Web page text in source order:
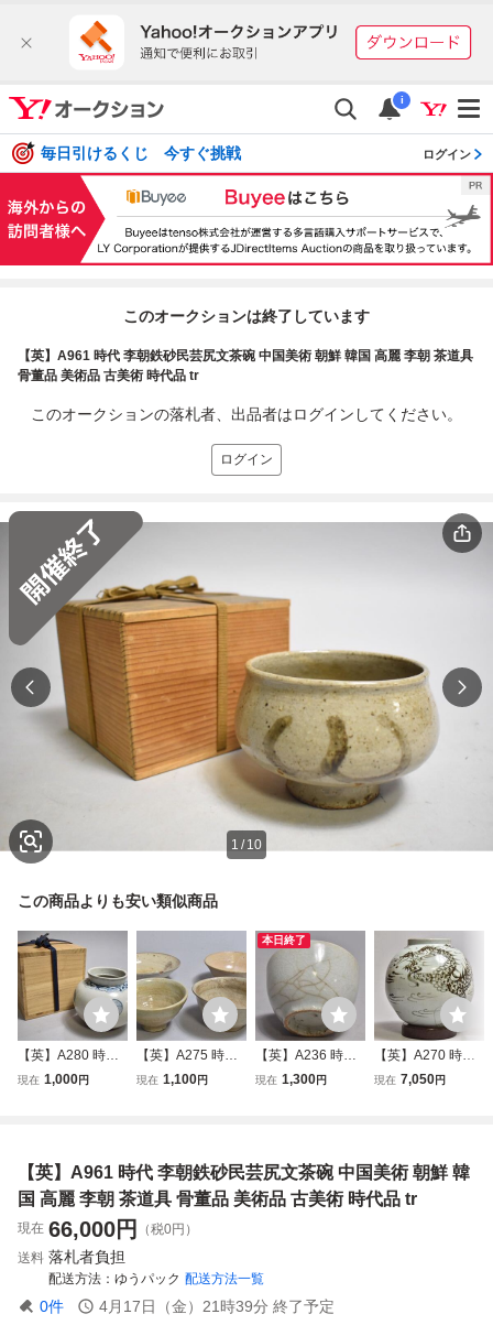
i
毎日引けるくじ 今すぐ挑戦 ログイン
このオークションは終了しています
【英】A961 時代 李朝鉄砂民芸尻文茶碗 中国美術 朝鮮 韓国 高麗 李朝 茶道具
骨董品 美術品 古美術 時代品 tr
このオークションの落札者、出品者はログインしてください。
ログイン
1 / 10
この商品よりも安い類似商品
【英】A280 時代
李朝壺 中国美術
現在 1,000円
【英】A275 時代
李朝粉引井戸茶碗
品 古玩 gi
現在 1,100円
本日終了
【英】A236 時代
李朝杯 中国美術
ht
現在 1,300円
【英】A270 時代
李朝鉄砂龍壷 台付
術 時代品 古玩 tr
現在 7,050円
【英】A961 時代 李朝鉄砂民芸尻文茶碗 中国美術 朝鮮 韓
国 高麗 李朝 茶道具 骨董品 美術品 古美術 時代品 tr
現在 66,000円
（税0円）
送料 落札者負担
配送方法 ゆうパック 配送方法一覧
0件 4月17日（金）21時39分 終了予定